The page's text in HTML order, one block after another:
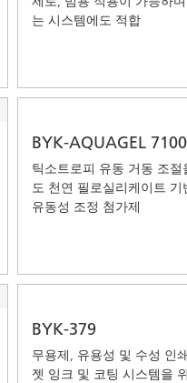
는 시스템에도 적합
BYK-AQUAGEL 7100
틱소트로피 유동 거동 조절
도 천연 필로실리케이트 기
유동성 조정 첨가제
BYK-379
무용제, 유용성 및 수성 인
젯 잉크 및 코팅 시스템을